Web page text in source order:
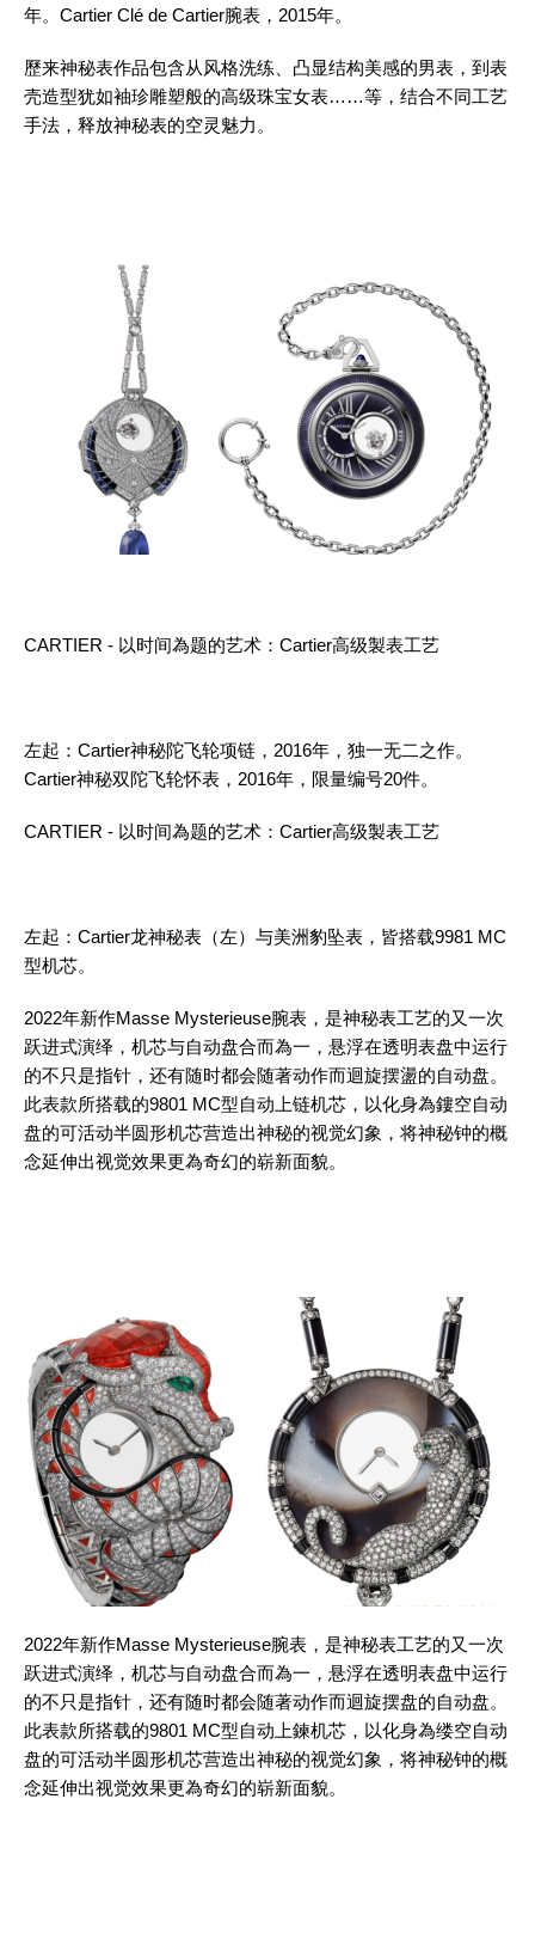
年。Cartier Clé de Cartier腕表，2015年。
歷来神秘表作品包含从风格洗练、凸显结构美感的男表，到表
壳造型犹如袖珍雕塑般的高级珠宝女表……等，结合不同工艺
手法，释放神秘表的空灵魅力。
CARTIER - 以时间為题的艺术：Cartier高级製表工艺
左起：Cartier神秘陀飞轮项链，2016年，独一无二之作。
Cartier神秘双陀飞轮怀表，2016年，限量编号20件。
CARTIER - 以时间為题的艺术：Cartier高级製表工艺
左起：Cartier龙神秘表（左）与美洲豹坠表，皆搭载9981 MC
型机芯。
2022年新作Masse Mysterieuse腕表，是神秘表工艺的又一次
跃进式演绎，机芯与自动盘合而為一，悬浮在透明表盘中运行
的不只是指针，还有随时都会随著动作而迴旋摆盪的自动盘。
此表款所搭载的9801 MC型自动上链机芯，以化身為鏤空自动
盘的可活动半圆形机芯营造出神秘的视觉幻象，将神秘钟的概
念延伸出视觉效果更為奇幻的崭新面貌。
2022年新作Masse Mysterieuse腕表，是神秘表工艺的又一次
跃进式演绎，机芯与自动盘合而為一，悬浮在透明表盘中运行
的不只是指针，还有随时都会随著动作而迴旋摆盘的自动盘。
此表款所搭载的9801 MC型自动上鍊机芯，以化身為缕空自动
盘的可活动半圆形机芯营造出神秘的视觉幻象，将神秘钟的概
念延伸出视觉效果更為奇幻的崭新面貌。